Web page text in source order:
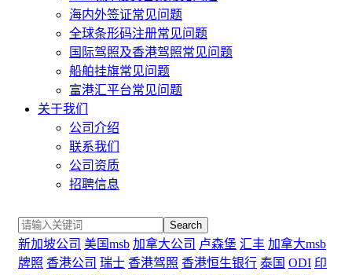
海内外签证常见问题
全球条形码注册常见问题
国际驾照及香港驾照常见问题
船舶挂旗常见问题
富港汇平台常见问题
关于我们
公司介绍
联系我们
公司资质
招聘信息
Search
新加坡公司 美国msb 加拿大公司 卢森堡 汇丰 加拿大msb
牌照 香港公司 瑞士 香港驾照 香港恒生银行 泰国 ODI 印